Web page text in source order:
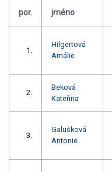
por. jméno
1.
Hilgertová
Amálie
2.
Beková
Kateřina
3.
Galušková
Antonie